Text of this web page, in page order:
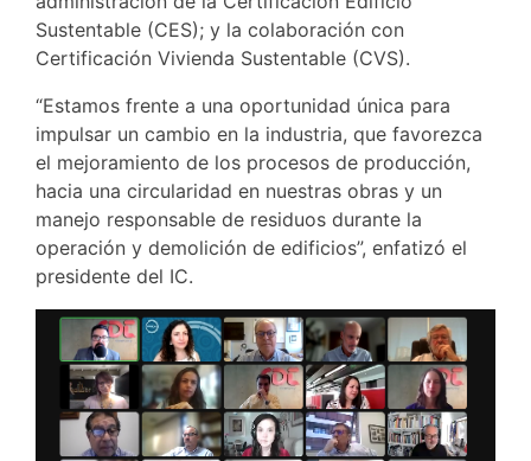
Sustentable (CES); y la colaboración con
Certificación Vivienda Sustentable (CVS).
“Estamos frente a una oportunidad única para
impulsar un cambio en la industria, que favorezca
el mejoramiento de los procesos de producción,
hacia una circularidad en nuestras obras y un
manejo responsable de residuos durante la
operación y demolición de edificios”, enfatizó el
presidente del IC.